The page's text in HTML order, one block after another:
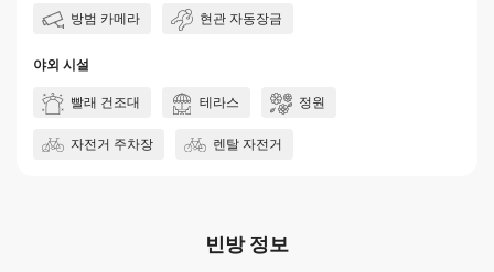
방범 카메라 현관 자동장금
야외 시설
빨래 건조대 테라스 정원
자전거 주차장 렌탈 자전거
빈방 정보